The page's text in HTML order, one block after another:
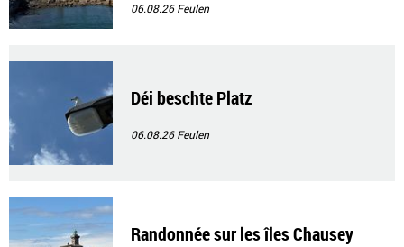
06.08.26Feulen
Déi beschte Platz
06.08.26Feulen
Randonnée sur les îles Chausey